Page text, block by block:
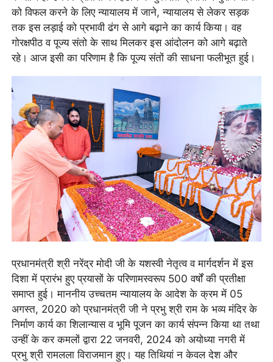
को विफल करने के लिए न्यायालय में जाने, न्यायालय से लेकर सड़क
तक इस लड़ाई को प्रभावी ढंग से आगे बढ़ाने का कार्य किया। वह
गोरक्षपीठ व पूज्य संतो के साथ मिलकर इस आंदोलन को आगे बढ़ाते
रहे। आज इसी का परिणाम है कि पूज्य संतों की साधना फलीभूत हुई।
प्रधानमंत्री श्री नरेंद्र मोदी जी के यशस्वी नेतृत्व व मार्गदर्शन में इस
दिशा में प्रारंभ हुए प्रयासों के परिणामस्वरूप 500 वर्षों की प्रतीक्षा
समाप्त हुई। माननीय उच्चतम न्यायालय के आदेश के क्रम में 05
अगस्त, 2020 को प्रधानमंत्री जी ने प्रभु श्री राम के भव्य मंदिर के
निर्माण कार्य का शिलान्यास व भूमि पूजन का कार्य संपन्न किया था तथा
उन्हीं के कर कमलों द्वारा 22 जनवरी, 2024 को अयोध्या नगरी में
प्रभु श्री रामलला विराजमान हुए। यह तिथियां न केवल देश और